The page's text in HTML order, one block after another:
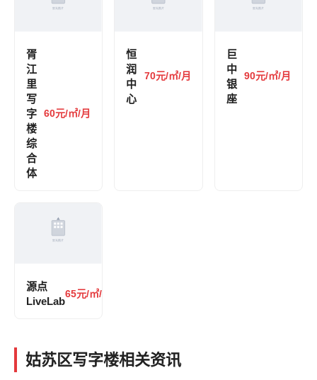
胥
江
里
写
字
楼
综
合
体
60元/㎡/月
恒
润
中
心
70元/㎡/月
巨
中
银
座
90元/㎡/月
源点
LiveLab
65元/㎡/月
姑苏区写字楼相关资讯